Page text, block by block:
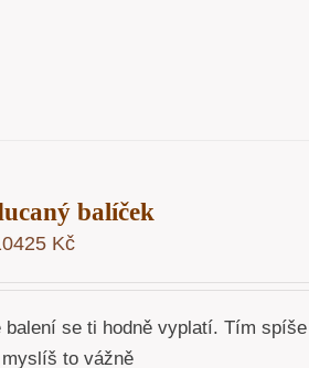
balíček
Kč
balení se ti hodně vyplatí. Tím
myslíš to vážně